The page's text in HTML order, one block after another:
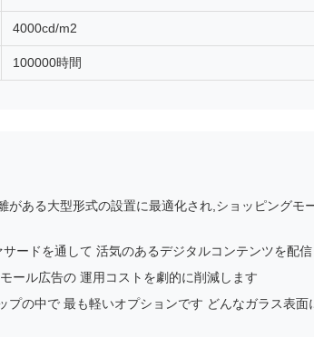
4000cd/m2
100000時間
がある大型形式の設置に最適化され,ショッピングモ
ードを通して 活気のあるデジタルコンテンツを配
ール広告の 運用コストを劇的に削減します
プの中で 最も軽いオプションです どんなガラス表面